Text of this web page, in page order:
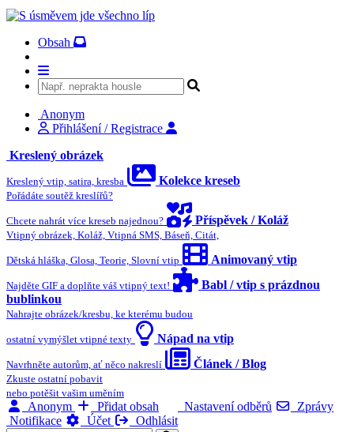
Obsah
Anonym
Přihlášení / Registrace
Kreslený obrázek
Kreslený vtip, satira, kresba Kolekce kreseb
Pořádáte soutěž kreslířů?
Chcete nahrát více kreseb najednou? Příspěvek / Koláž
Vtipný obrázek, Koláž, Vtipná SMS, Báseň, Citát,
Dětská hláška, Glosa, Teorie, Slovní vtip Animovaný vtip
Najděte GIF a doplňte váš vtipný text!
Babl / vtip s prázdnou
bublinkou
Nahrajte obrázek/kresbu, ke kterému budou
ostatní vymýšlet vtipné texty Nápad na vtip
Navrhněte autorům, ať něco nakreslí Článek / Blog
Zkuste ostatní pobavit
nebo potěšit vašim uměním
Anonym Přidat obsah Nastavení odběrů
Zprávy
Notifikace
Účet Odhlásit